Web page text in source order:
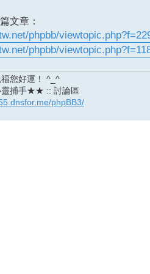
文章：
phpbb/
phpbb/
您好運！ ^_^
捕手★★ :: 討論區
phpBB3/